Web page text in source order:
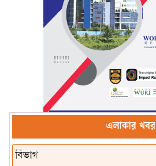
এলাকার খবর